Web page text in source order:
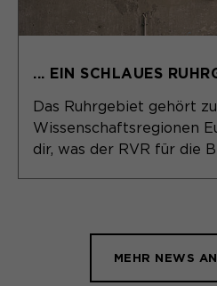
... EIN SCHLAUES
Das Ruhrgebiet gehört
Wissenschaftsregionen
dir, was der RVR für die
MEHR NEWS